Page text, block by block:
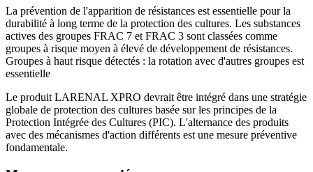
La prévention de l'apparition de résistances est essentielle pour la
durabilité à long terme de la protection des cultures. Les substances
actives des groupes FRAC 7 et FRAC 3 sont classées comme
groupes à risque moyen à élevé de développement de résistances.
Groupes à haut risque détectés : la rotation avec d'autres groupes est
essentielle
Le produit LARENAL XPRO devrait être intégré dans une stratégie
globale de protection des cultures basée sur les principes de la
Protection Intégrée des Cultures (PIC). L'alternance des produits
avec des mécanismes d'action différents est une mesure préventive
fondamentale.